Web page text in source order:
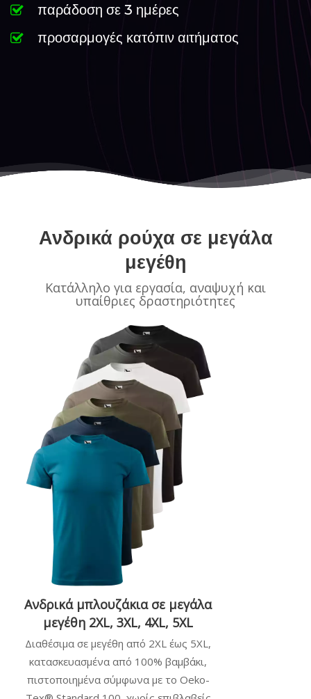
παράδοση σε 3 ημέρες
προσαρμογές κατόπιν αιτήματος
Ανδρικά ρούχα σε μεγάλα
μεγέθη
Κατάλληλο για εργασία, αναψυχή και
υπαίθριες δραστηριότητες
Ανδρικά μπλουζάκια σε μεγάλα
μεγέθη 2XL, 3XL, 4XL, 5XL
Διαθέσιμα σε μεγέθη από 2XL έως 5XL,
κατασκευασμένα από 100% βαμβάκι,
πιστοποιημένα σύμφωνα με το Oeko-